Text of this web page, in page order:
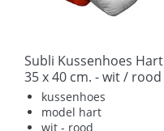
Subli Kussenhoes Hart
35 x 40 cm. - wit / rood
kussenhoes
model hart
wit - rood